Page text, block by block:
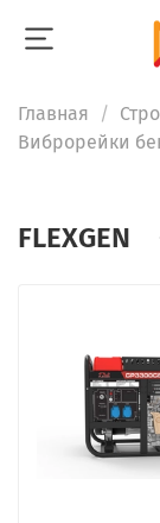
Главная
Виброрейки
FLEXGEN